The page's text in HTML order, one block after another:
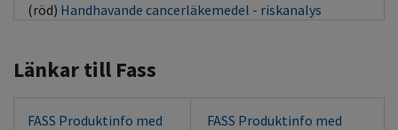
(röd) Handhavande cancerläkemedel - riskanalys
Länkar till Fass
FASS Produktinfo med
FASS Produktinfo med